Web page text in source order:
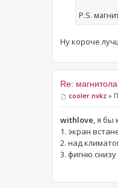
P.S.
Ну короче
Re: магнитола
cooler.nvkz »
withlove , я
1. экран
2. над
3. фигню